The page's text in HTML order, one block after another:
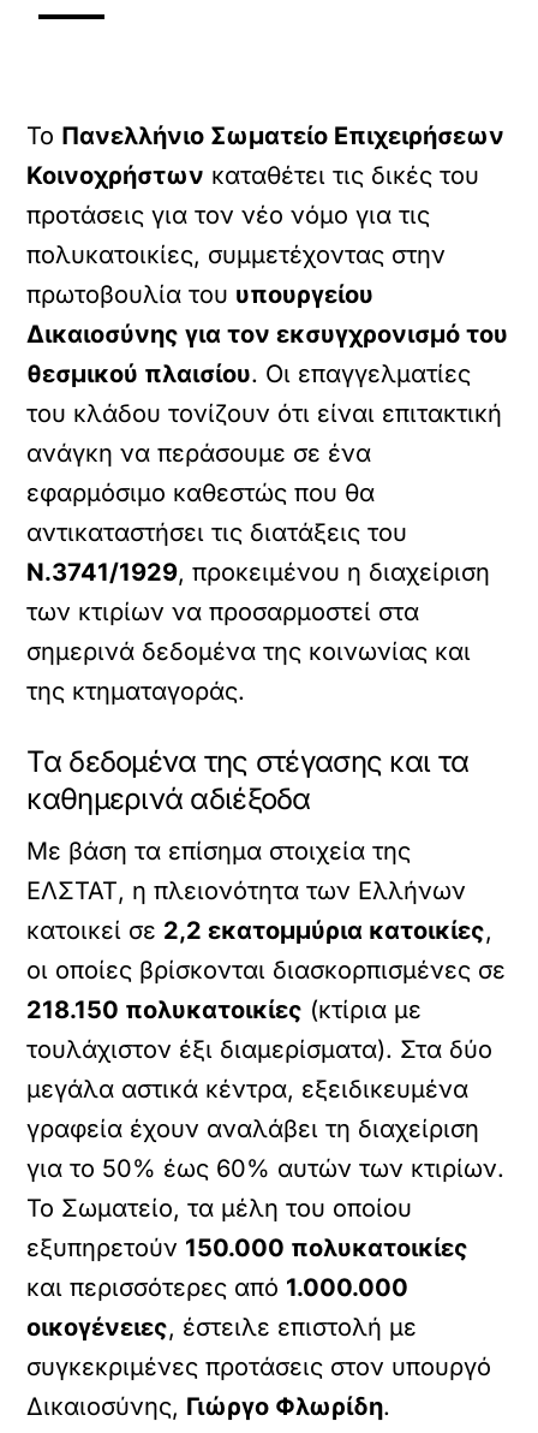
Το Πανελλήνιο Σωματείο Επιχειρήσεων
Κοινοχρήστων καταθέτει τις δικές του
προτάσεις για τον νέο νόμο για τις
πολυκατοικίες, συμμετέχοντας στην
πρωτοβουλία του υπουργείου
Δικαιοσύνης για τον εκσυγχρονισμό του
θεσμικού πλαισίου. Οι επαγγελματίες
του κλάδου τονίζουν ότι είναι επιτακτική
ανάγκη να περάσουμε σε ένα
εφαρμόσιμο καθεστώς που θα
αντικαταστήσει τις διατάξεις του
Ν.3741/1929, προκειμένου η διαχείριση
των κτιρίων να προσαρμοστεί στα
σημερινά δεδομένα της κοινωνίας και
της κτηματαγοράς.
Τα δεδομένα της στέγασης και τα
καθημερινά αδιέξοδα
Με βάση τα επίσημα στοιχεία της
ΕΛΣΤΑΤ, η πλειονότητα των Ελλήνων
κατοικεί σε 2,2 εκατομμύρια κατοικίες,
οι οποίες βρίσκονται διασκορπισμένες σε
218.150 πολυκατοικίες (κτίρια με
τουλάχιστον έξι διαμερίσματα). Στα δύο
μεγάλα αστικά κέντρα, εξειδικευμένα
γραφεία έχουν αναλάβει τη διαχείριση
για το 50% έως 60% αυτών των κτιρίων.
Το Σωματείο, τα μέλη του οποίου
εξυπηρετούν 150.000 πολυκατοικίες
και περισσότερες από 1.000.000
οικογένειες, έστειλε επιστολή με
συγκεκριμένες προτάσεις στον υπουργό
Δικαιοσύνης, Γιώργο Φλωρίδη.